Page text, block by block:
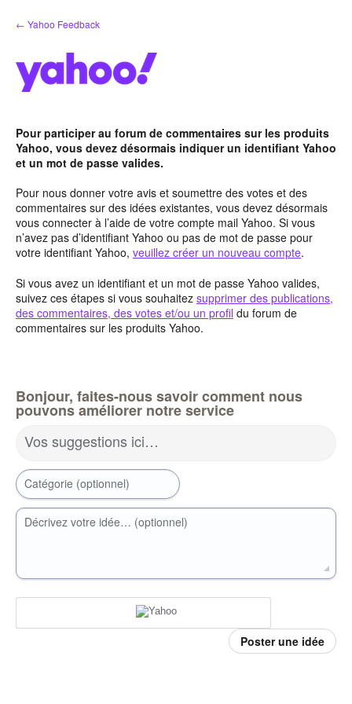
Aller
au
← Yahoo Feedback
Pour participer au forum de commentaires sur les produits
Yahoo, vous devez désormais indiquer un identifiant Yahoo
et un mot de passe valides.
Pour nous donner votre avis et soumettre des votes et des
commentaires sur des idées existantes, vous devez désormais
vous connecter à l’aide de votre compte mail Yahoo. Si vous
n’avez pas d’identifiant Yahoo ou pas de mot de passe pour
votre identifiant Yahoo, veuillez créer un nouveau compte.
Si vous avez un identifiant et un mot de passe Yahoo valides,
suivez ces étapes si vous souhaitez supprimer des publications,
des commentaires, des votes et/ou un profil du forum de
commentaires sur les produits Yahoo.
Bonjour, faites-nous savoir comment nous
pouvons améliorer notre service
Vos suggestions ici…
Catégorie (optionnel)
Décrivez votre idée… (optionnel)
Poster une idée